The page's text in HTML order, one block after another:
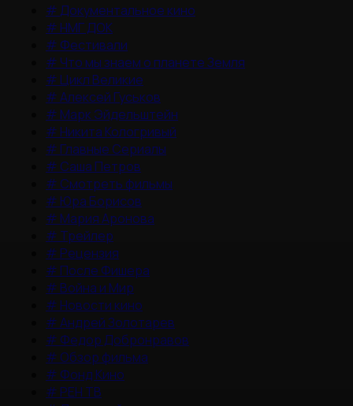
# Документальное кино
# НМГ ДОК
# Фестивали
# Что мы знаем о планете Земля
# Цикл Великие
#Алексей Гуськов
# Марк Эйдельштейн
# Никита Кологривый
# Главные Сериалы
# Саша Петров
# Смотреть фильмы
# Юра Борисов
# Мария Аронова
# Трейлер
# Рецензия
# После Фишера
# Война и Мир
# Новости кино
#Андрей Золотарев
# Федор Добронравов
# Обзор фильма
# Фонд Кино
# РЕН ТВ